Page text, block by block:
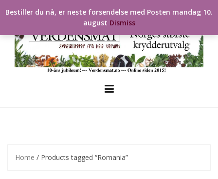
to
Home / Products tagged “Romania”
Bestiller du nå, er neste forsendelse med Posten mandag 10.
august Dismiss